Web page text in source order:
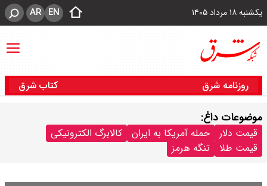
یکشنبه ۱۸ مرداد ۱۴۰۵ EN
AR
روزنامه شرق کتاب شرق
موضوعات داغ:
قیمت دلار حمله آمریکا به ایران
کالابرگ الکترونیکی
قیمت طلا
تنگه هرمز